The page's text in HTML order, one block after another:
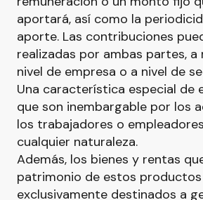
aportará, así como la
aporte. Las contribuciones
realizadas por ambas partes, a
nivel de empresa o a nivel de
Una característica especial de
que son inembargable por los
los trabajadores o
cualquier naturaleza.
Además, los bienes y rentas
patrimonio de estos
exclusivamente destinados a